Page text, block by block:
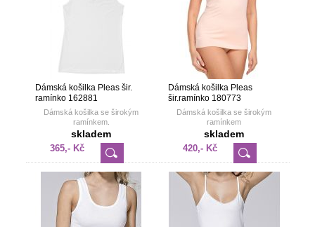
Dámská košilka Pleas šir.
ramínko 162881
Dámská košilka se širokým
ramínkem.
skladem
365,- Kč
Dámská košilka Pleas
šir.ramínko 180773
Dámská košilka se širokým
ramínkem
skladem
420,- Kč